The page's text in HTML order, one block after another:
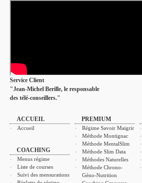
Service Client
"Jean-Michel Berille, le responsable
des télé-conseillers."
ACCUEIL
Accueil
COACHING
Menus régime
Liste de courses
Suivi des mensurations
PREMIUM
Régime Savoir Maigrir
Méthode Montignac
Méthode MentalSlim
Méthode Slim Data
Méthodes Naturelles
Méthode Chrono-
Géno-Nutrition